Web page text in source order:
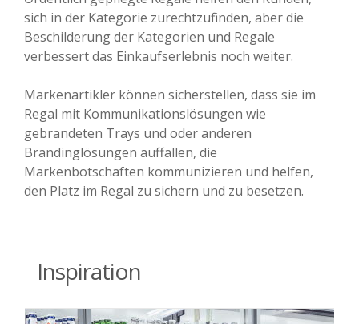
sich in der Kategorie zurechtzufinden, aber die
Beschilderung der Kategorien und Regale
verbessert das Einkaufserlebnis noch weiter.
Markenartikler können sicherstellen, dass sie im
Regal mit Kommunikationslösungen wie
gebrandeten Trays und oder anderen
Brandinglösungen auffallen, die
Markenbotschaften kommunizieren und helfen,
den Platz im Regal zu sichern und zu besetzen.
Inspiration